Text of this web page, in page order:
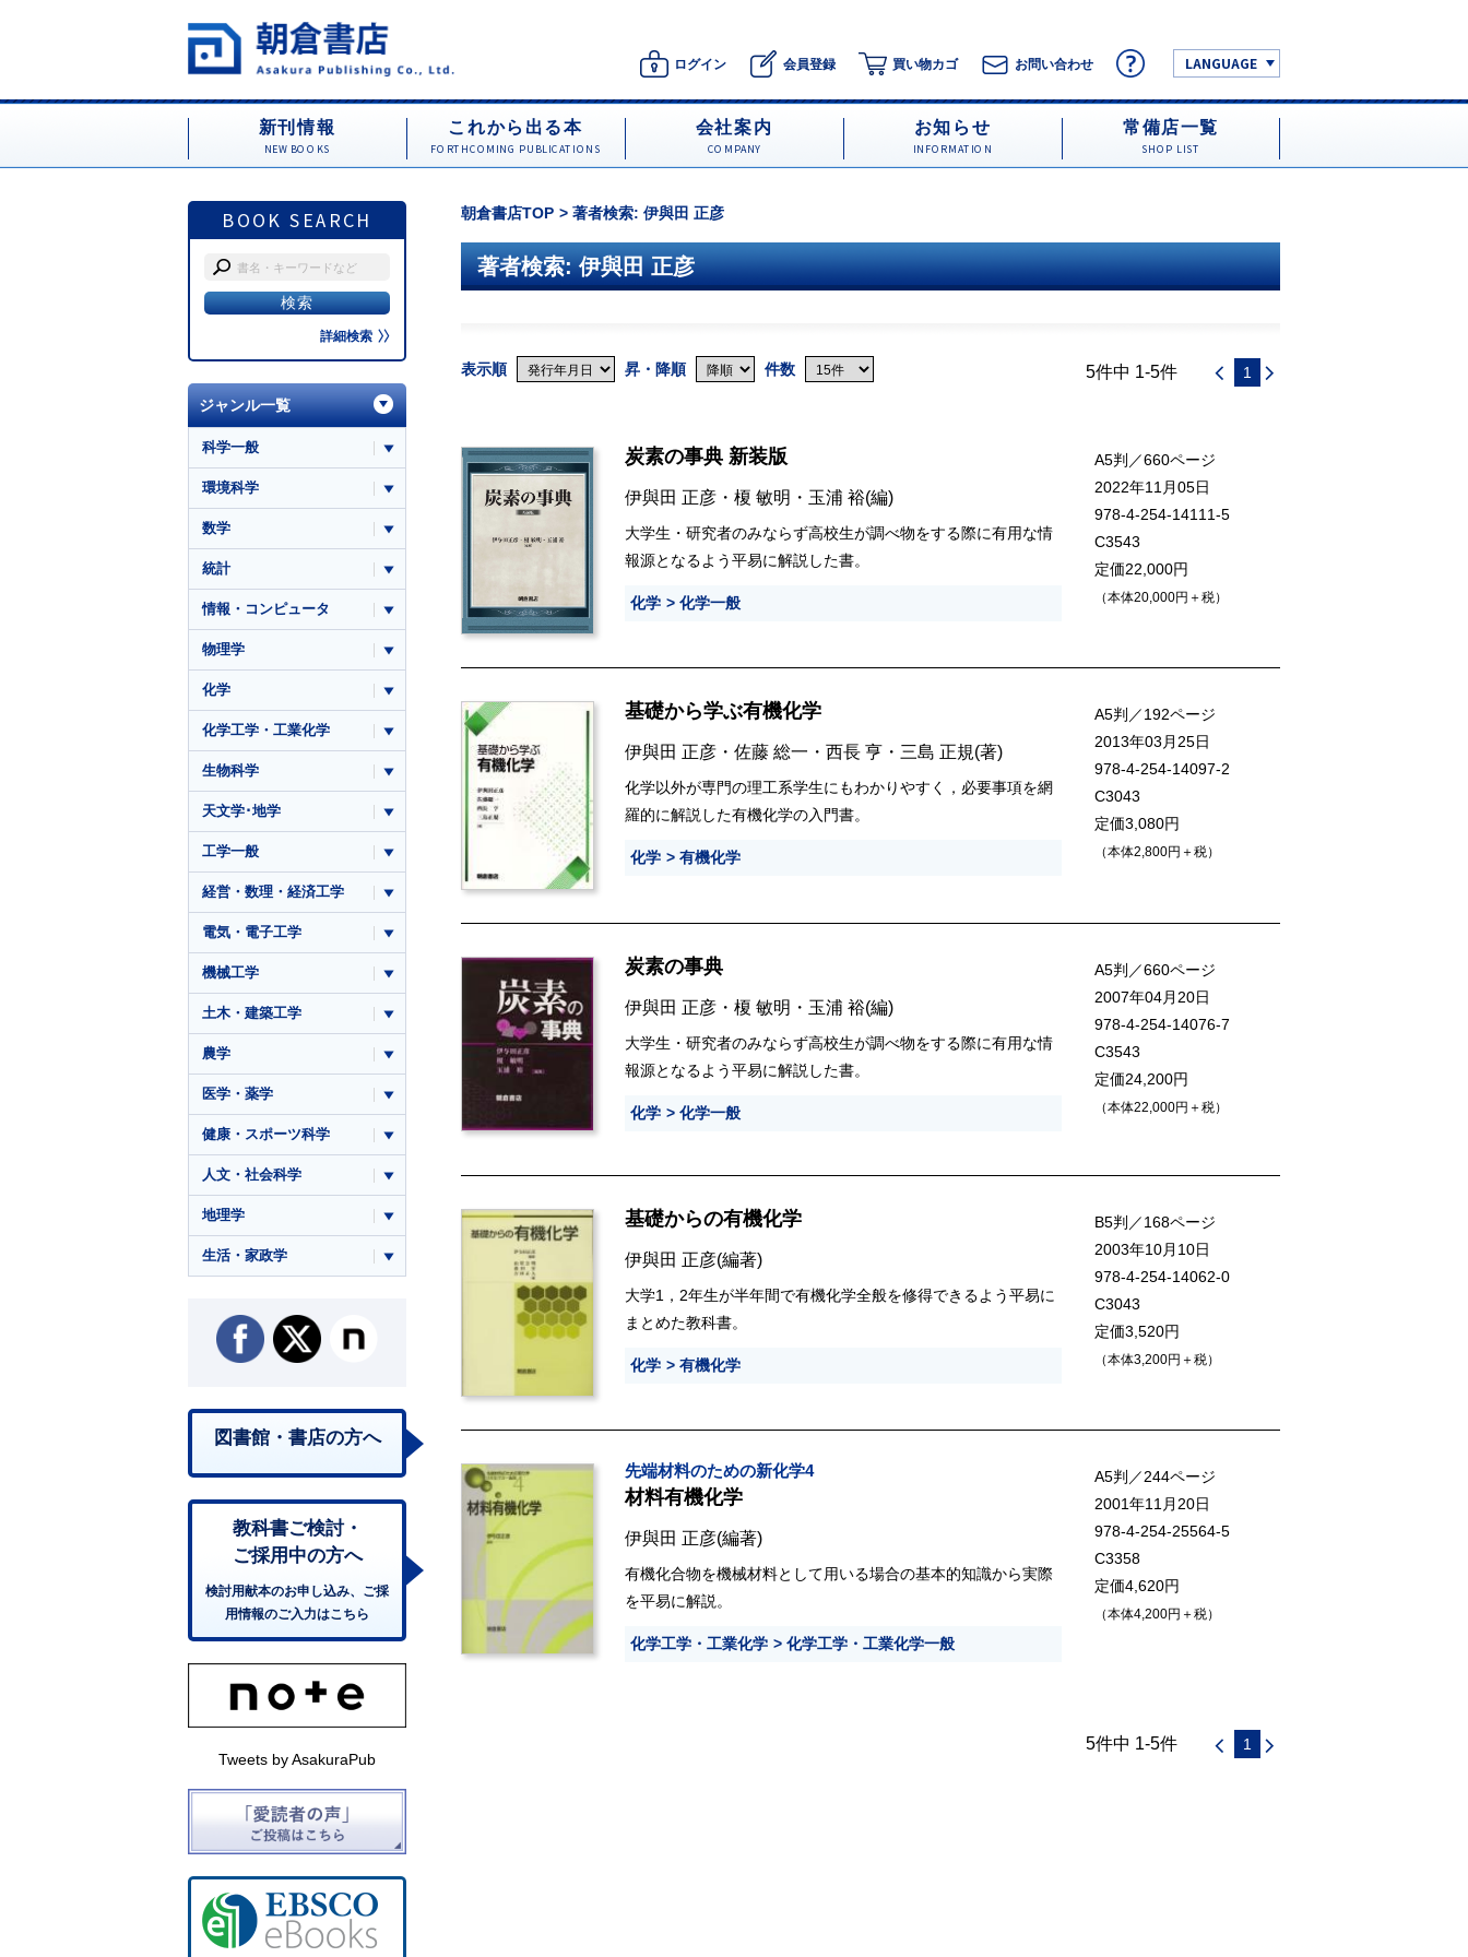
ログイン 会員登録 買い物カゴ お問い合わせ LANGUAGE
新刊情報
NEW BOOKS
これから出る本
FORTHCOMING PUBLICATIONS
会社案内
COMPANY
お知らせ
INFORMATION
常備店一覧
SHOP LIST
BOOK SEARCH
詳細検索
朝倉書店TOP 著者検索: 伊與田 正彦
著者検索: 伊與田 正彦
表示順 昇・降順 件数 5件中 1-5件 1
炭素の事典 新装版
伊與田 正彦 ・ 榎 敏明 ・ 玉浦 裕(編)
大学生・研究者のみならず高校生が調べ物をする際に有用な情
報源となるよう平易に解説した書。
化学 化学一般
A5判／660ページ
2022年11月05日
978-4-254-14111-5
C3543
定価22,000円
（本体20,000円＋税）
基礎から学ぶ有機化学
伊與田 正彦 ・ 佐藤 総一 ・ 西長 亨 ・ 三島 正規(著)
化学以外が専門の理工系学生にもわかりやすく，必要事項を網
羅的に解説した有機化学の入門書。
化学 有機化学
A5判／192ページ
2013年03月25日
978-4-254-14097-2
C3043
定価3,080円
（本体2,800円＋税）
炭素の事典
伊與田 正彦 ・ 榎 敏明 ・ 玉浦 裕(編)
大学生・研究者のみならず高校生が調べ物をする際に有用な情
報源となるよう平易に解説した書。
化学 化学一般
A5判／660ページ
2007年04月20日
978-4-254-14076-7
C3543
定価24,200円
（本体22,000円＋税）
基礎からの有機化学
伊與田 正彦(編著)
大学1，2年生が半年間で有機化学全般を修得できるよう平易に
まとめた教科書。
化学 有機化学
B5判／168ページ
2003年10月10日
978-4-254-14062-0
C3043
定価3,520円
（本体3,200円＋税）
先端材料のための新化学4
材料有機化学
伊與田 正彦(編著)
有機化合物を機械材料として用いる場合の基本的知識から実際
を平易に解説。
化学工学・工業化学 化学工学・工業化学一般
A5判／244ページ
2001年11月20日
978-4-254-25564-5
C3358
定価4,620円
（本体4,200円＋税）
5件中 1-5件 1
ジャンル一覧
科学一般
環境科学
数学
統計
情報・コンピュータ
物理学
化学
化学工学・工業化学
生物科学
天文学･地学
工学一般
経営・数理・経済工学
電気・電子工学
機械工学
土木・建築工学
農学
医学・薬学
健康・スポーツ科学
人文・社会科学
地理学
生活・家政学
図書館・書店の方へ
教科書ご検討・
ご採用中の方へ
検討用献本のお申し込み、ご採
用情報のご入力はこちら
Tweets by AsakuraPub